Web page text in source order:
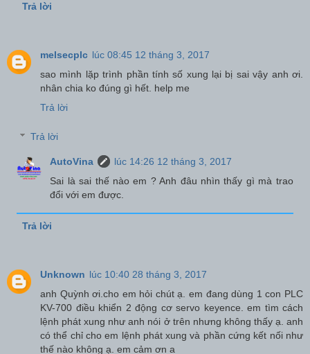
Trả lời
melsecplc lúc 08:45 12 tháng 3, 2017
sao mình lặp trình phần tính số xung lại bị sai vậy anh ơi.
nhân chia ko đúng gì hết. help me
Trả lời
Trả lời
AutoVina
lúc 14:26 12 tháng 3, 2017
Sai là sai thế nào em ? Anh đâu nhìn thấy gì mà trao
đổi với em được.
Trả lời
Unknown lúc 10:40 28 tháng 3, 2017
anh Quỳnh ơi.cho em hỏi chút ạ. em đang dùng 1 con PLC
KV-700 điều khiển 2 động cơ servo keyence. em tìm cách
lệnh phát xung như anh nói ở trên nhưng không thấy ạ. anh
có thể chỉ cho em lệnh phát xung và phần cứng kết nối như
thế nào không ạ. em cảm ơn a